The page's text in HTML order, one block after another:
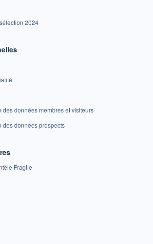
2024
des données membres et visiteurs
des données prospects
Fragile